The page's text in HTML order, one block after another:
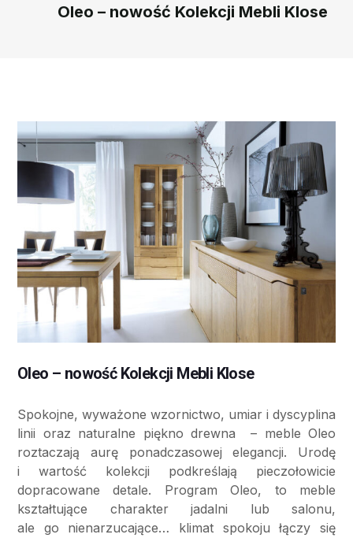
Oleo – nowość Kolekcji Mebli Klose
Oleo – nowość Kolekcji Mebli Klose
Spokojne, wyważone wzornictwo, umiar i dyscyplina
linii oraz naturalne piękno drewna – meble Oleo
roztaczają aurę ponadczasowej elegancji. Urodę
i wartość kolekcji podkreślają pieczołowicie
dopracowane detale. Program Oleo, to meble
kształtujące charakter jadalni lub salonu,
ale go nienarzucające… klimat spokoju łączy się